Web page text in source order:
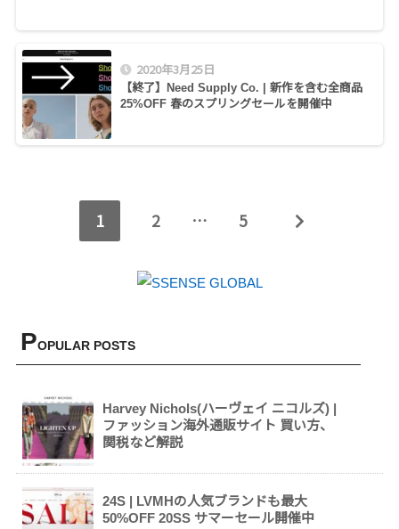
2020年3月25日
【終了】Need Supply Co. | 新作を含む全商品
25%OFF 春のスプリングセールを開催中
1 2 … 5
POPULAR POSTS
Harvey Nichols(ハーヴェイ ニコルズ) |
ファッション海外通販サイト 買い方、
関税など解説
24S | LVMHの人気ブランドも最大
50%OFF 20SS サマーセール開催中